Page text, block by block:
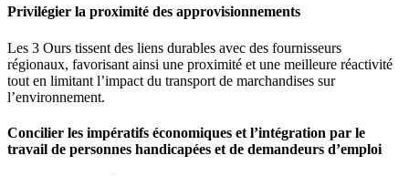
Privilégier la proximité des approvisionnements
Les 3 Ours tissent des liens durables avec des fournisseurs
régionaux, favorisant ainsi une proximité et une meilleure réactivité
tout en limitant l’impact du transport de marchandises sur
l’environnement.
Concilier les impératifs économiques et l’intégration par le
travail de personnes handicapées et de demandeurs d’emploi